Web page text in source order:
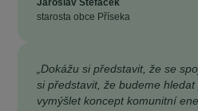
starosta obce Příseka
„Dokážu si představit, že se
si představit, že budeme hledat
vymýšlet koncept komunitní